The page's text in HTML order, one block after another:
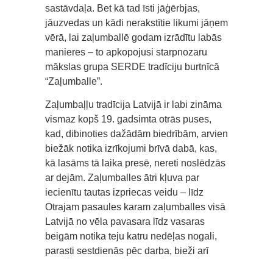
sastāvdaļa. Bet kā tad īsti jāģērbjas,
jāuzvedas un kādi nerakstītie likumi jāņem
vērā, lai zaļumballē godam izrādītu labās
manieres – to apkopojusi starpnozaru
mākslas grupa SERDE tradīciju burtnīcā
“Zaļumballe”.
Zaļumbaļļu tradīcija Latvijā ir labi zināma
vismaz kopš 19. gadsimta otrās puses,
kad, dibinoties dažādām biedrībām, arvien
biežāk notika izrīkojumi brīvā dabā, kas,
kā lasāms tā laika presē, nereti noslēdzās
ar dejām. Zaļumballes ātri kļuva par
iecienītu tautas izpriecas veidu – līdz
Otrajam pasaules karam zaļumballes visā
Latvijā no vēla pavasara līdz vasaras
beigām notika teju katru nedēļas nogali,
parasti sestdienās pēc darba, bieži arī